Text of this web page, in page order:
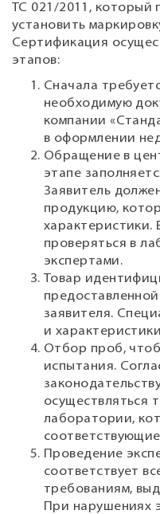
ТС 021/2011, который
установить
Сертификация
этапов:
Сначала
необходимую
компании
в оформлении
Обращение в
этапе
Заявитель
продукцию,
характеристики.
проверяться в
экспертами.
Товар
заявителя.
и
Отбор проб,
испытания.
осуществляться
лаборатории,
Проведение
соответствует
требованиям,
При нарушениях